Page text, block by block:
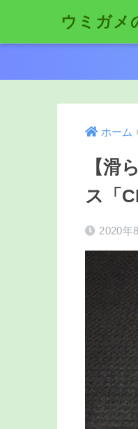
ウミガメ
ホーム
【滑
ス「
2020年